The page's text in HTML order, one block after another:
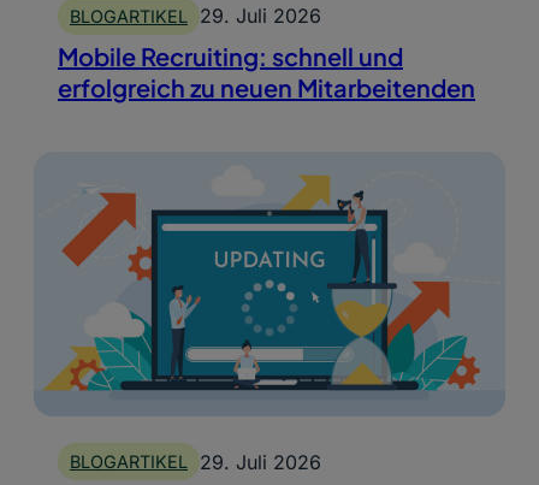
BLOGARTIKEL 29. Juli 2026
Mobile Recruiting: schnell und
erfolgreich zu neuen Mitarbeitenden
BLOGARTIKEL 29. Juli 2026